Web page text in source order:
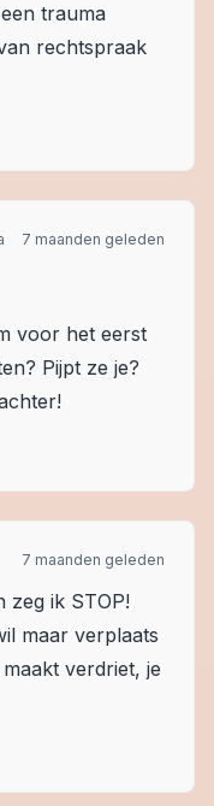
trauma
rechtspraak
7 maanden geleden
voor het eerst
Pijpt ze je?
7 maanden geleden
zeg ik STOP!
maar verplaats
verdriet, je